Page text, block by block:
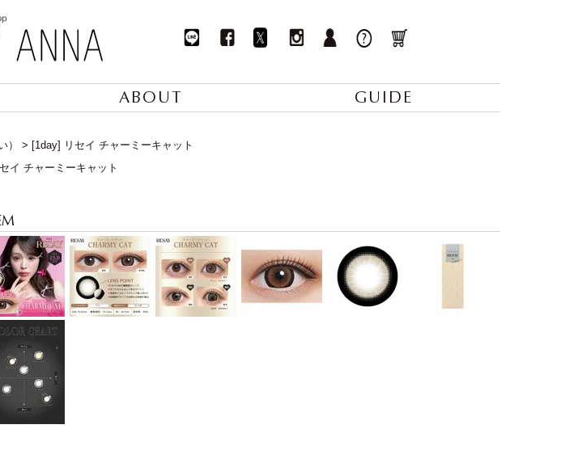
ABOUT GUIDE
）
[1day] リセイ チャーミーキャット
イ チャーミーキャット